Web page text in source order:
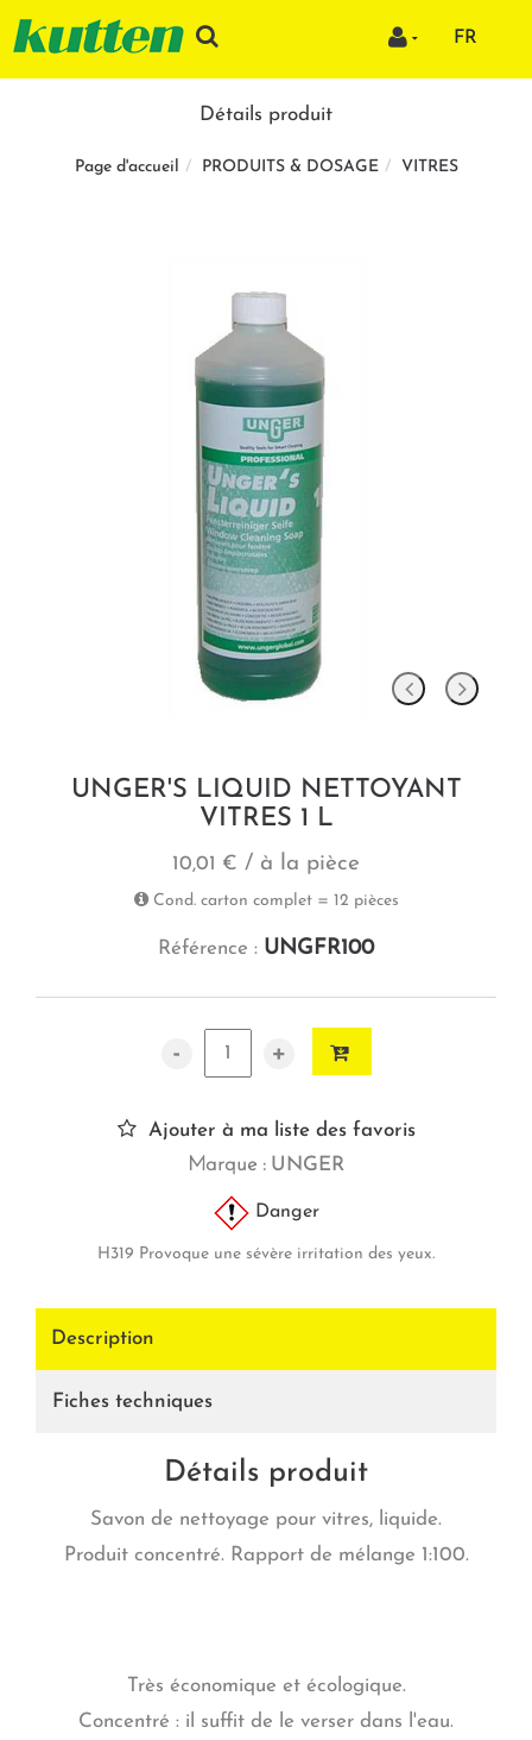
FR
Détails produit
Page d'accueil PRODUITS & DOSAGE VITRES
UNGER'S LIQUID NETTOYANT
VITRES 1 L
10,01 € / à la pièce
Cond. carton complet = 12 pièces
Référence : UNGFR100
- +
Ajouter à ma liste des favoris
Marque : UNGER
Danger
H319 Provoque une sévère irritation des yeux.
Description
Fiches techniques
Détails produit
Savon de nettoyage pour vitres, liquide.
Produit concentré. Rapport de mélange 1:100.
Très économique et écologique.
Concentré : il suffit de le verser dans l'eau.